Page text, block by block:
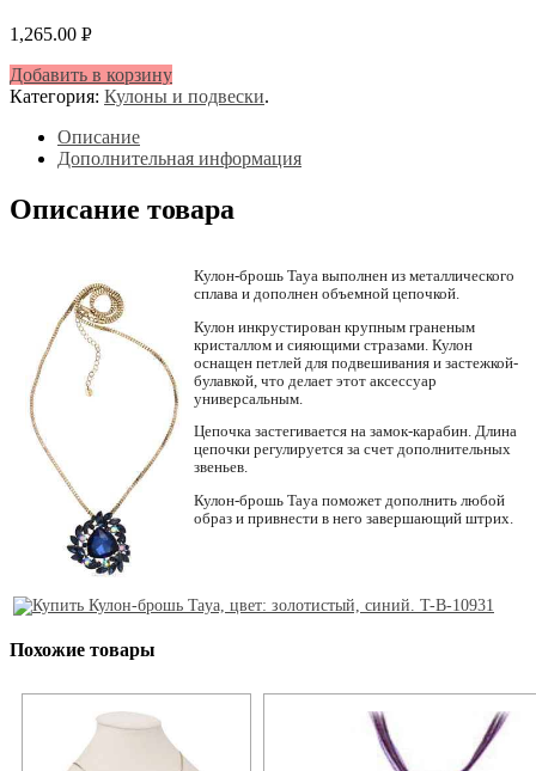
1,265.00 Р
Добавить в корзину
Категория: Кулоны и подвески.
Описание
Дополнительная информация
Описание товара
Кулон-брошь Taya выполнен из металлического
сплава и дополнен объемной цепочкой.
Кулон инкрустирован крупным граненым
кристаллом и сияющими стразами. Кулон
оснащен петлей для подвешивания и застежкой-
булавкой, что делает этот аксессуар
универсальным.
Цепочка застегивается на замок-карабин. Длина
цепочки регулируется за счет дополнительных
звеньев.
Кулон-брошь Taya поможет дополнить любой
образ и привнести в него завершающий штрих.
Похожие товары